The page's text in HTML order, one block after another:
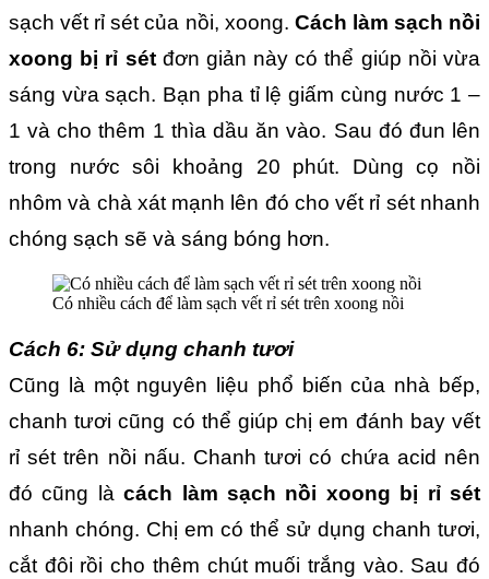
sạch vết rỉ sét của nồi, xoong. Cách làm sạch nồi
xoong bị rỉ sét đơn giản này có thể giúp nồi vừa
sáng vừa sạch. Bạn pha tỉ lệ giấm cùng nước 1 –
1 và cho thêm 1 thìa dầu ăn vào. Sau đó đun lên
trong nước sôi khoảng 20 phút. Dùng cọ nồi
nhôm và chà xát mạnh lên đó cho vết rỉ sét nhanh
chóng sạch sẽ và sáng bóng hơn.
Có nhiều cách để làm sạch vết rỉ sét trên xoong nồi
Cách 6: Sử dụng chanh tươi
Cũng là một nguyên liệu phổ biến của nhà bếp,
chanh tươi cũng có thể giúp chị em đánh bay vết
rỉ sét trên nồi nấu. Chanh tươi có chứa acid nên
đó cũng làcách làm sạch nồi xoong bị rỉ sét
nhanh chóng. Chị em có thể sử dụng chanh tươi,
cắt đôi rồi cho thêm chút muối trắng vào. Sau đó